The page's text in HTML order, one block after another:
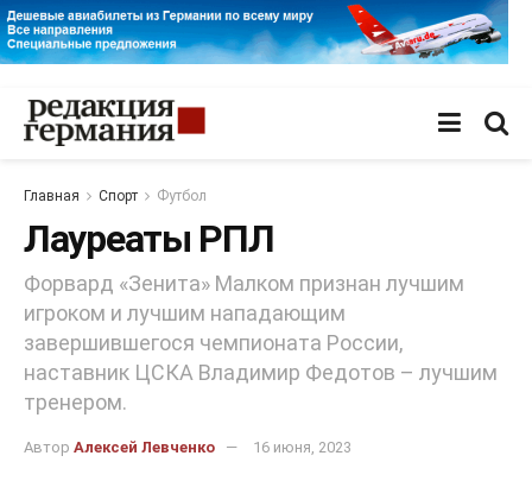
Главная Спорт Футбол
Лауреаты РПЛ
Форвард «Зенита» Малком признан лучшим
игроком и лучшим нападающим
завершившегося чемпионата России,
наставник ЦСКА Владимир Федотов – лучшим
тренером.
Автор Алексей Левченко 16 июня, 2023